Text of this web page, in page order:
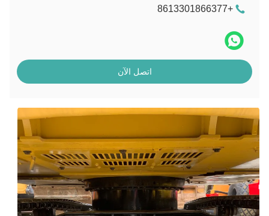
اتصل الآن